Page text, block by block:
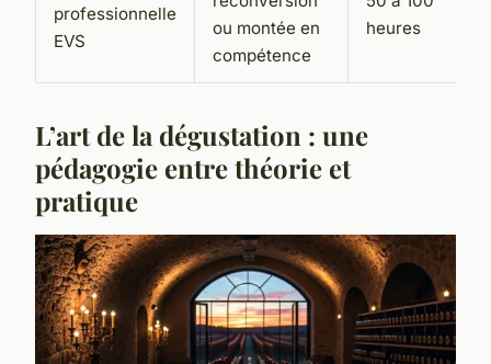
professionnelle
EVS
ou montée en
compétence
heures
L’art de la dégustation : une
pédagogie entre théorie et
pratique